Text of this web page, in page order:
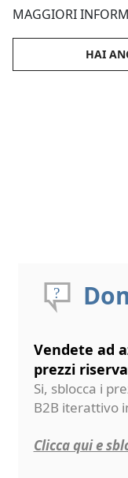
MAGGIORI
HAI
Vendete ad
prezzi
Si, sblocca i
B2B iterattivo
Clicca qui e